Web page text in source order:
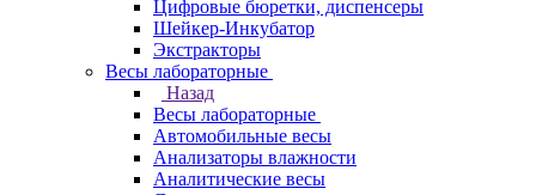
Цифровые бюретки, диспенсеры
Шейкер-Инкубатор
Экстракторы
Весы лабораторные
Назад
Весы лабораторные
Автомобильные весы
Анализаторы влажности
Аналитические весы